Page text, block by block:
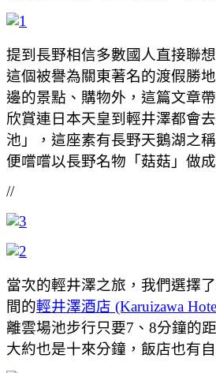
提到長野相信多數國人直接聯
這個被譽為關東著名的渡假勝
邊的景點、購物外，這篇文章
欣賞連日本天皇到輕井澤都會
池」，這座素有長野天鵝湖之
便嚐嚐以長野名物「菇菇」做
//
當次的輕井澤之旅，我們選擇
間的輕井澤酒店 (Karuizawa
離雲場池步行只要7、8分鐘的
大約也是十來分鐘，飯店也有